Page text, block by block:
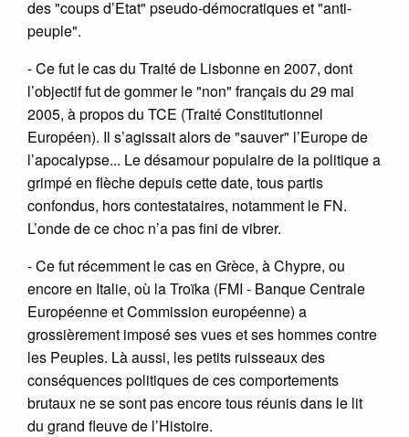
des "coups d’Etat" pseudo-démocratiques et "anti-
peuple".
- Ce fut le cas du Traité de Lisbonne en 2007, dont
l’objectif fut de gommer le "non" français du 29 mai
2005, à propos du TCE (Traité Constitutionnel
Européen). Il s’agissait alors de "sauver" l’Europe de
l’apocalypse... Le désamour populaire de la politique a
grimpé en flèche depuis cette date, tous partis
confondus, hors contestataires, notamment le FN.
L’onde de ce choc n’a pas fini de vibrer.
- Ce fut récemment le cas en Grèce, à Chypre, ou
encore en Italie, où la Troïka (FMI - Banque Centrale
Européenne et Commission européenne) a
grossièrement imposé ses vues et ses hommes contre
les Peuples. Là aussi, les petits ruisseaux des
conséquences politiques de ces comportements
brutaux ne se sont pas encore tous réunis dans le lit
du grand fleuve de l’Histoire.